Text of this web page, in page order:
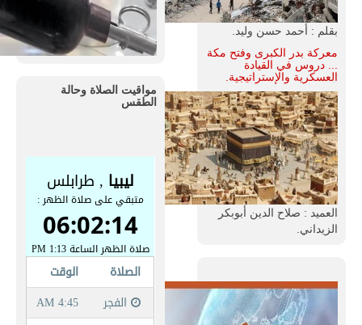
بقلم : أحمد حسن وليد.
معركة بدر الكبرى وفتح مكة
... دروس في القيادة
العسكرية والإستراتيجية.
العميد : صلاح الدين أبوبكر
الزيداني.
مواقيت الصلاة وحالة
الطقس